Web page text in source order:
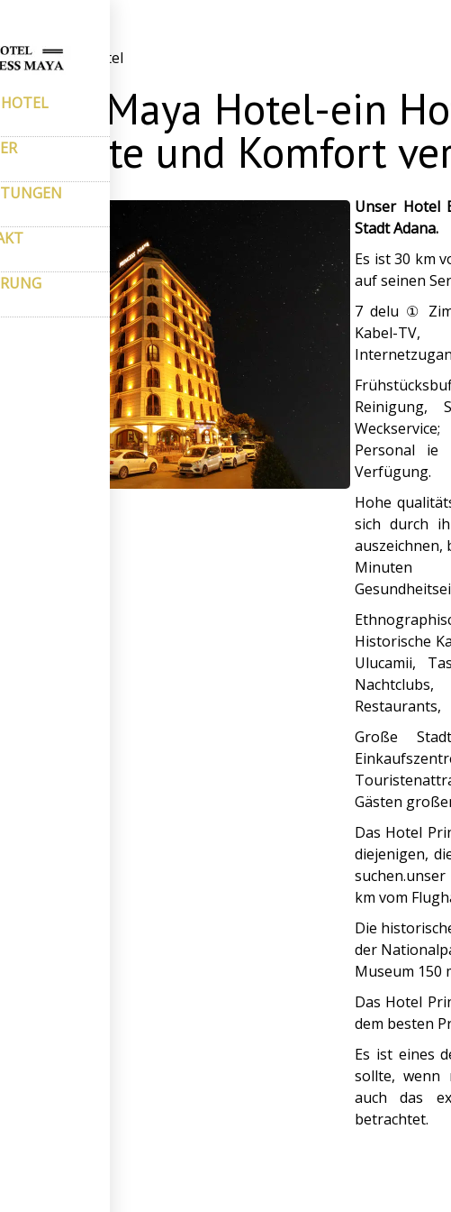
–Über das Hotel
Maya Hotel-ein
und Komfort
Unser Hotel
Stadt Adana.
Es ist 30 km
auf seinen
7 delu ①
Kabel-
Reinigung,
Personal ie
Verfügung.
Hohe
sich durch
auszeichnen,
Historische
Ulucamii,
Nachtclubs,
Restaurants,
Große
Gästen
Das Hotel
diejenigen,
km vom
Die
der
Museum 150
Das Hotel
dem besten
Es ist eines
sollte, wenn
auch das
betrachtet.